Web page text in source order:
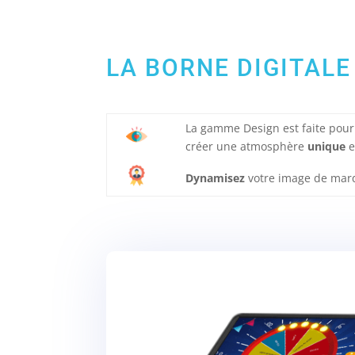
LA BORNE DIGITALE
La gamme Design est faite
créer une atmosphère unique
Dynamisez votre image de